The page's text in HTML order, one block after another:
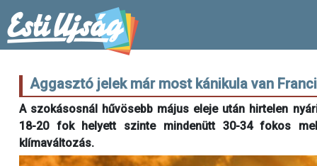
Aggasztó jelek már most kánikula van
A szokásosnál hűvösebb május eleje után hirtelen
18-20 fok helyett szinte mindenütt 30-34 fokos
klímaváltozás.